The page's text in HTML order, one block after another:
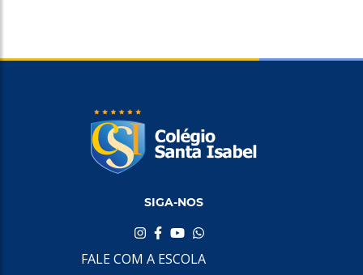
SIGA-NOS
FALE COM A ESCOLA